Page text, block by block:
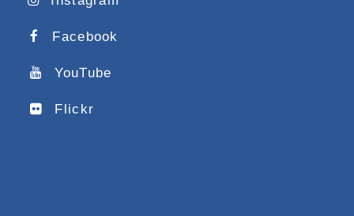
Facebook
YouTube
Flickr